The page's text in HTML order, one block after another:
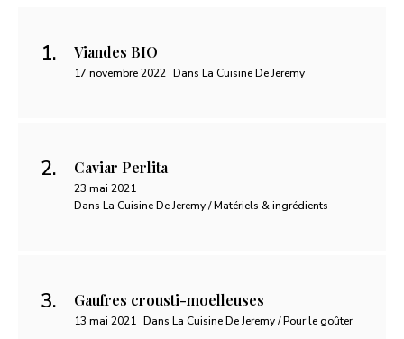
Viandes BIO
17 novembre 2022 Dans La Cuisine De Jeremy
Caviar Perlita
23 mai 2021
Dans La Cuisine De Jeremy / Matériels & ingrédients
Gaufres crousti-moelleuses
13 mai 2021 Dans La Cuisine De Jeremy / Pour le goûter